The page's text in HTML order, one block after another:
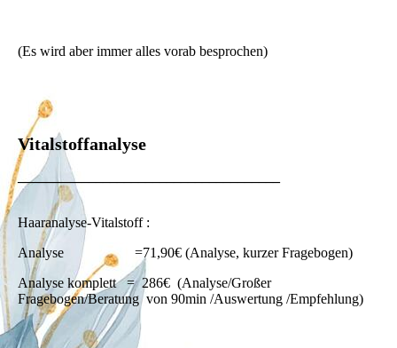
(Es wird aber immer alles vorab besprochen)
Vitalstoffanalyse
_____________________________________
Haaranalyse-Vitalstoff :
Analyse =71,90€ (Analyse, kurzer Fragebogen)
Analyse komplett = 286€ (Analyse/Großer
Fragebogen/Beratung von 90min /Auswertung /Empfehlung)